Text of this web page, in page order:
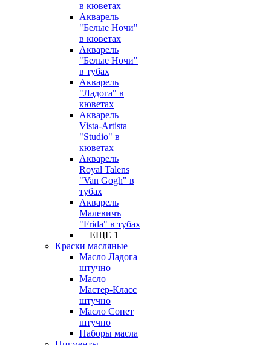
в кюветах
Акварель
"Белые Ночи"
в кюветах
Акварель
"Белые Ночи"
в тубах
Акварель
"Ладога" в
кюветах
Акварель
Vista-Artista
"Studio" в
кюветах
Акварель
Royal Talens
"Van Gogh" в
тубах
Акварель
Малевичъ
"Frida" в тубах
+ ЕЩЕ 1
Краски масляные
Масло Ладога
штучно
Масло
Мастер-Класс
штучно
Масло Сонет
штучно
Наборы масла